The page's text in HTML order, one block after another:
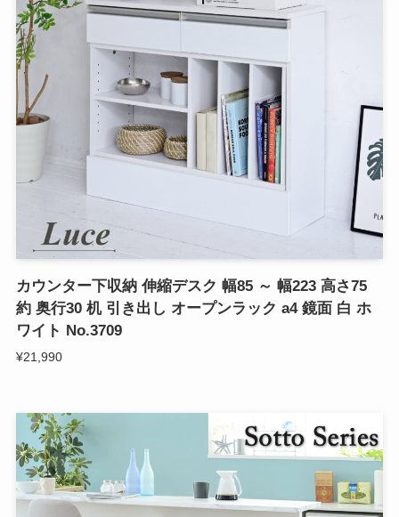
カウンター下収納 伸縮デスク 幅85 ～ 幅223 高さ75
約 奥行30 机 引き出し オープンラック a4 鏡面 白 ホ
ワイト No.3709
¥21,990